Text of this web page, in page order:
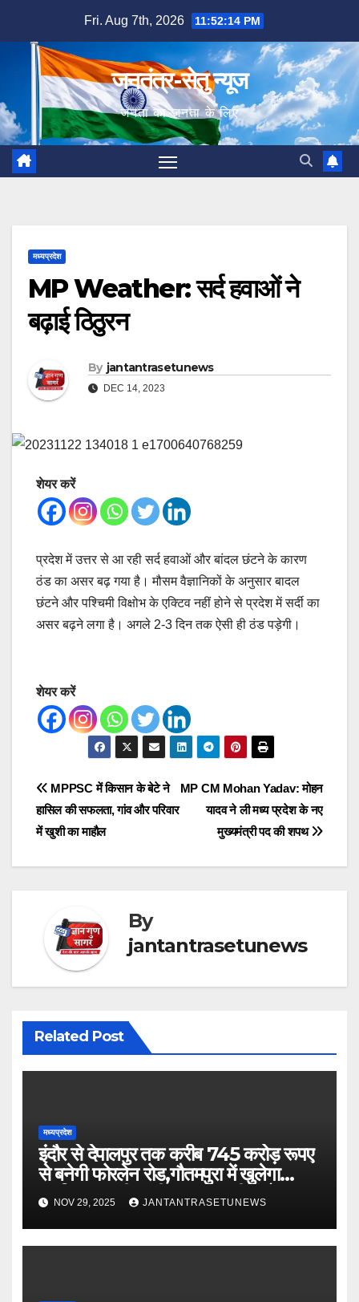
content
Fri. Aug 7th, 2026 11:52:15 PM
जनतंत्र-सेतु न्यूज
जनता का जनता के लिए
मध्यप्रदेश
MP Weather: सर्द हवाओं ने
बढ़ाई ठिठुरन
By jantantrasetunews
DEC 14, 2023
शेयर करें
प्रदेश में उत्तर से आ रही सर्द हवाओं और बांदल छंटने के कारण
ठंड का असर बढ़ गया है। मौसम वैज्ञानिकों के अनुसार बादल
छंटने और पश्चिमी विक्षोभ के एक्टिव नहीं होने से प्रदेश में सर्दी का
असर बढ़ने लगा है। अगले 2-3 दिन तक ऐसी ही ठंड पड़ेगी।
शेयर करें
Post
navigation
MP CM Mohan Yadav: मोहन
यादव ने ली मध्य प्रदेश के नए
मुख्यमंत्री पद की शपथ
MPPSC में किसान के बेटे ने
हासिल की सफलता, गांव और परिवार
में खुशी का माहौल
By
jantantrasetunews
Related Post
मध्यप्रदेश
इंदौर से देपालपुर तक करीब 745 करोड़ रूपए
से बनेगी फोरलेन रोड,गौतमपुरा में खुलेगा
महाविद्यालय, पीएचसी अब सीएचसी में होगा
अपग्रेड
NOV 29, 2025 JANTANTRASETUNEWS